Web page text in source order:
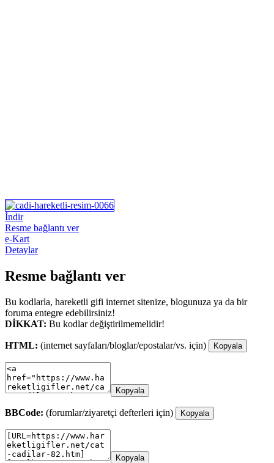
İndir
Resme bağlantı ver
e-Kart
Detaylar
Resme bağlantı ver
Bu kodlarla, hareketli gifi internet sitenize, blogunuza ya da bir
foruma entegre edebilirsiniz!
DİKKAT: Bu kodlar değiştirilmemelidir!
HTML: (internet sayfaları/bloglar/epostalar/vs. için) Kopyala
Kopyala
BBCode: (forumlar/ziyaretçi defterleri için) Kopyala
Kopyala